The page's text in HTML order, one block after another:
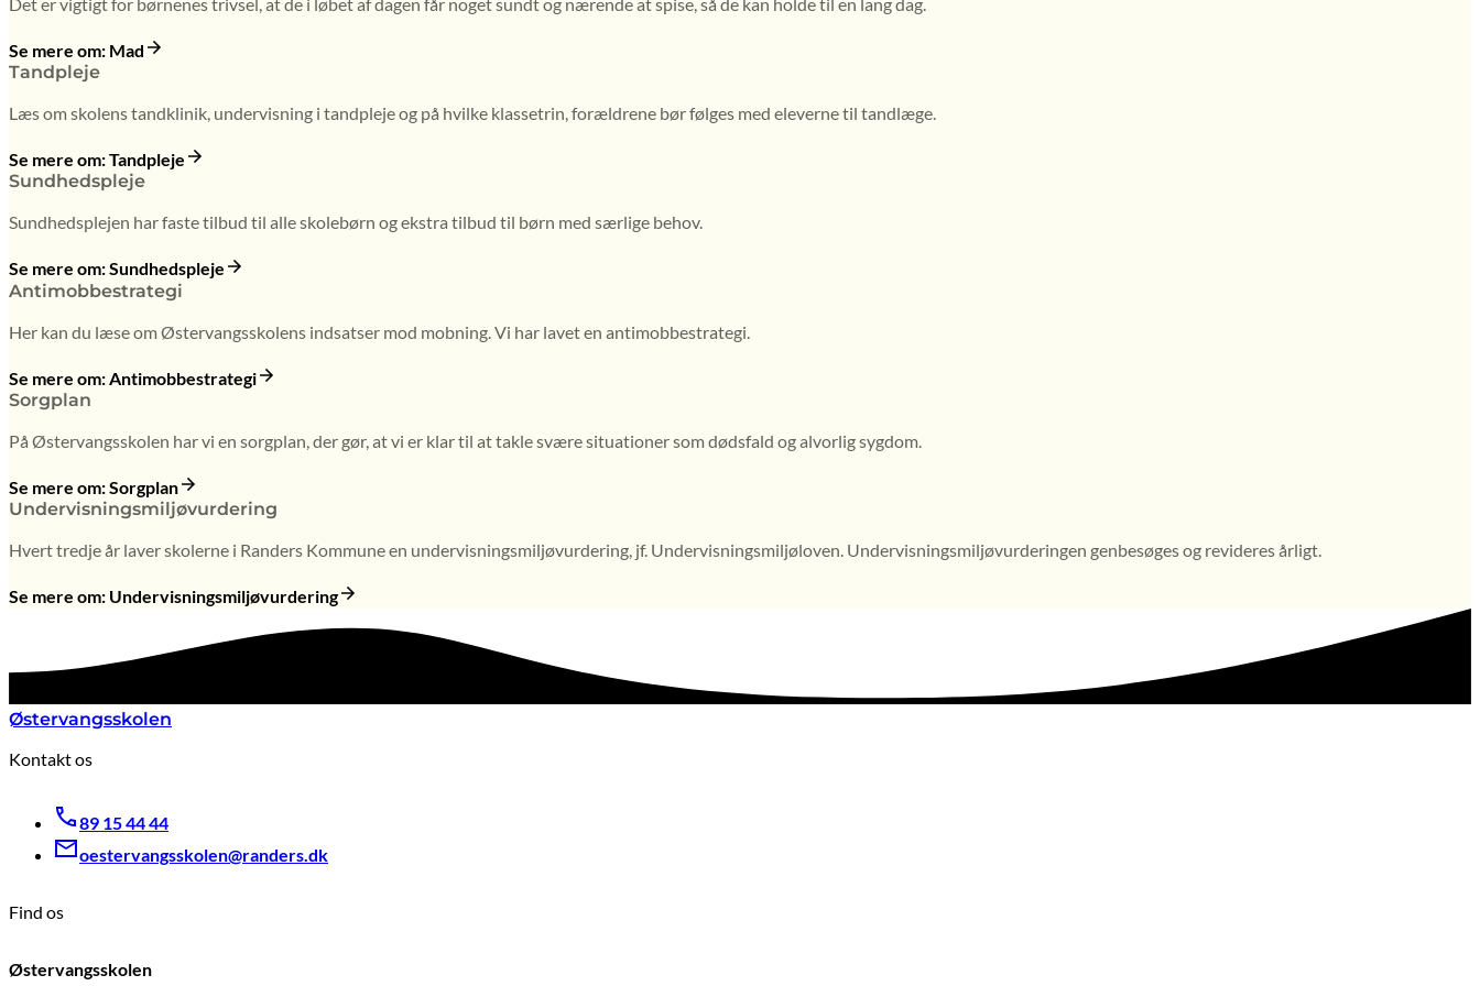
Se mere om: Mad
Tandpleje
Læs om skolens tandklinik, undervisning i tandpleje og på hvilke klassetrin, forældrene bør følges med eleverne til tandlæge.
Se mere om: Tandpleje
Sundhedspleje
Sundhedsplejen har faste tilbud til alle skolebørn og ekstra tilbud til børn med særlige behov.
Se mere om: Sundhedspleje
Antimobbestrategi
Her kan du læse om Østervangsskolens indsatser mod mobning. Vi har lavet en antimobbestrategi.
Se mere om: Antimobbestrategi
Sorgplan
På Østervangsskolen har vi en sorgplan, der gør, at vi er klar til at takle svære situationer som dødsfald og alvorlig sygdom.
Se mere om: Sorgplan
Undervisningsmiljøvurdering
Hvert tredje år laver skolerne i Randers Kommune en undervisningsmiljøvurdering, jf. Undervisningsmiljøloven. Undervisningsmiljøvurderingen genbesøges og revideres årligt.
Se mere om: Undervisningsmiljøvurdering
Østervangsskolen
Kontakt os
89 15 44 44
oestervangsskolen@randers.dk
Find os
Østervangsskolen